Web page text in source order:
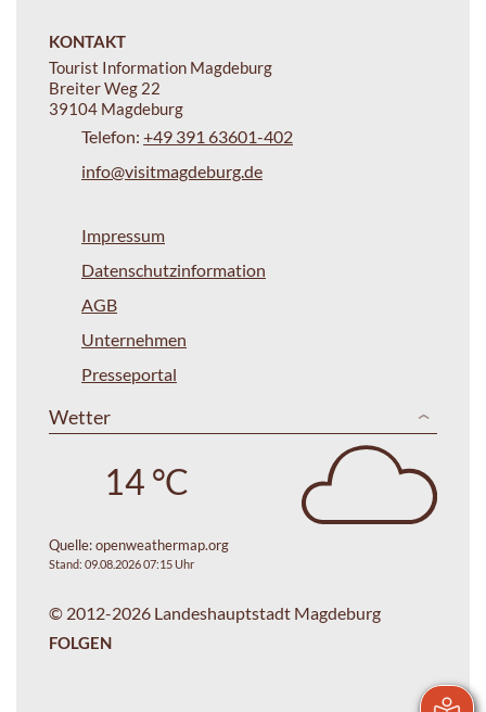
KONTAKT
Tourist Information Magdeburg
Breiter Weg 22
39104 Magdeburg
Telefon: +49 391 63601-402
info@visitmagdeburg.de
Impressum
Datenschutzinformation
AGB
Unternehmen
Presseportal
Wetter
14 °C
Quelle:openweathermap.org
Stand: 09.08.2026 07:15 Uhr
© 2012-2026 Landeshauptstadt Magdeburg
FOLGEN